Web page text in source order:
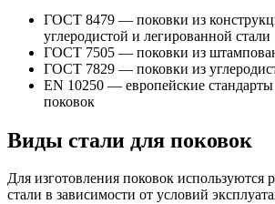
ГОСТ 8479 — поковки из
углеродистой и легированной стали
ГОСТ 7505 — поковки из
ГОСТ 7829 — поковки из
EN 10250 — европейские стандарты
поковок
Виды стали для поковок
Для изготовления поковок используются
стали в зависимости от условий